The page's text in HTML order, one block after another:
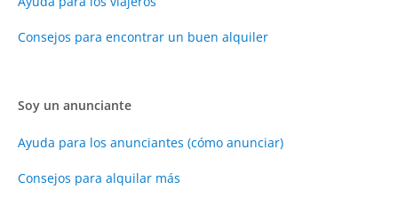
Consejos para encontrar un buen alquiler
Soy un anunciante
Ayuda para los anunciantes (cómo anunciar)
Consejos para alquilar más